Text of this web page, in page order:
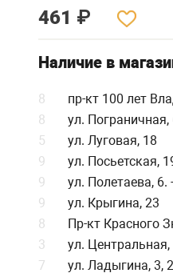
461 ₽
Наличие в
8
пр-кт 100 лет
8
ул. Пограничная,
5
ул. Луговая, 18
9
ул. Посьетская,
9
ул. Полетаева,
9
ул. Крыгина, 23
8
Пр-кт Красного
3
ул. Центральная,
7
ул. Ладыгина, 3,